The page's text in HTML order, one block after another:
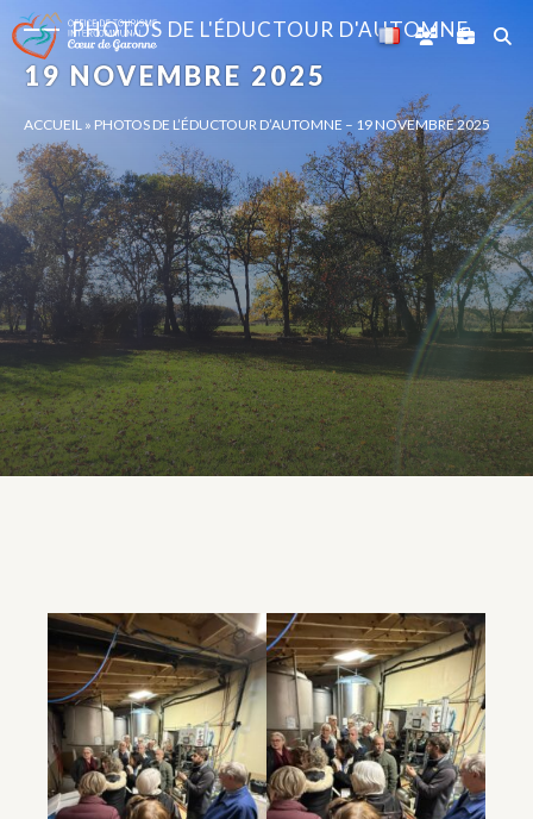
19 NOVEMBRE 2025
PHOTOS DE L'ÉDUCTOUR D'AUTOMNE
ACCUEIL » PHOTOS DE L’ÉDUCTOUR D’AUTOMNE – 19 NOVEMBRE 2025
Panneau de gestion des cookies